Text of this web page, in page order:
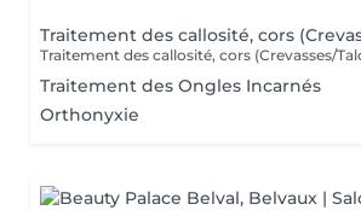
Traitement des callosité, cors
Traitement des callosité, cors (Crevasses/
Traitement des Ongles Incarnés
Orthonyxie